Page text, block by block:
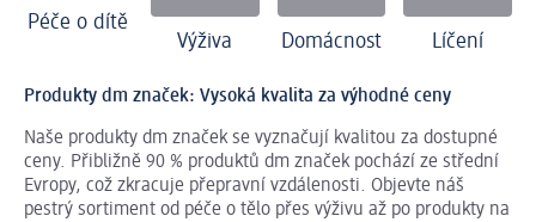
Péče o dítě
Výživa
Domácnost Líčení
Produkty dm značek: Vysoká kvalita za výhodné ceny
Naše produkty dm značek se vyznačují kvalitou za dostupné
ceny. Přibližně 90 % produktů dm značek pochází ze střední
Evropy, což zkracuje přepravní vzdálenosti. Objevte náš
pestrý sortiment od péče o tělo přes výživu až po produkty na